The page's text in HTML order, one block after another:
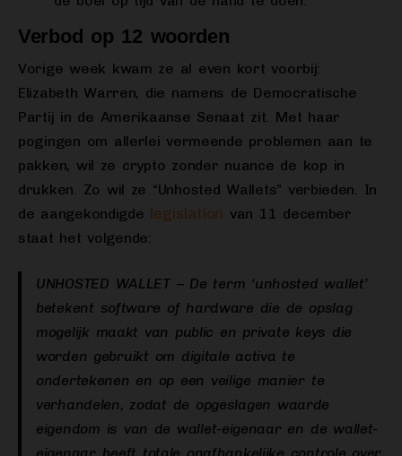
Verbod op 12 woorden
Vorige week kwam ze al even kort voorbij:
Elizabeth Warren, die namens de Democratische
Partij in de Amerikaanse Senaat zit. Met haar
pogingen om allerlei vermeende problemen aan te
pakken, wil ze crypto zonder nuance de kop in
drukken. Zo wil ze “Unhosted Wallets” verbieden. In
de aangekondigde legislation van 11 december
staat het volgende:
UNHOSTED WALLET – De term ‘unhosted wallet’
betekent software of hardware die de opslag
mogelijk maakt van public en private keys die
worden gebruikt om digitale activa te
ondertekenen en op een veilige manier te
verhandelen, zodat de opgeslagen waarde
eigendom is van de wallet-eigenaar en de wallet-